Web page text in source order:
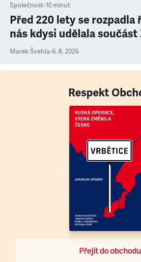
Společnost•10 minut
Před 220 lety se rozpadla
nás kdysi udělala součást
Marek Švehla•6. 8. 2026
Respekt
Přejít do obchodu